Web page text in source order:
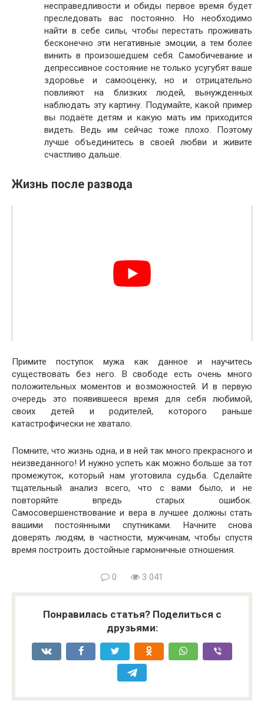
несправедливости и обиды первое время будет
преследовать вас постоянно. Но необходимо
найти в себе силы, чтобы перестать проживать
бесконечно эти негативные эмоции, а тем более
винить в произошедшем себя. Самобичевание и
депрессивное состояние не только усугубят ваше
здоровье и самооценку, но и отрицательно
повлияют на близких людей, вынужденных
наблюдать эту картину. Подумайте, какой пример
вы подаёте детям и какую мать им приходится
видеть. Ведь им сейчас тоже плохо. Поэтому
лучше объединитесь в своей любви и живите
счастливо дальше.
Жизнь после развода
Примите поступок мужа как данное и научитесь
существовать без него. В свободе есть очень много
положительных моментов и возможностей. И в первую
очередь это появившееся время для себя любимой,
своих детей и родителей, которого раньше
катастрофически не хватало.
Помните, что жизнь одна, и в ней так много прекрасного и
неизведанного! И нужно успеть как можно больше за тот
промежуток, который нам уготовила судьба. Сделайте
тщательный анализ всего, что с вами было, и не
повторяйте впредь старых ошибок.
Самосовершенствование и вера в лучшее должны стать
вашими постоянными спутниками. Начните снова
доверять людям, в частности, мужчинам, чтобы спустя
время построить достойные гармоничные отношения.
0 3 041
Понравилась статья? Поделиться с
друзьями: